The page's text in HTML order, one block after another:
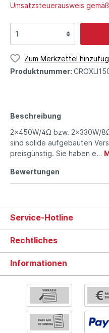
Umsatzsteuerausweis
Zum Merkzettel
Produktnummer:
Beschreibung
2x450W/4Ω bzw. 2x330W/
sind solide aufgebauten
preisgünstig. Sie haben e…
Bewertungen
Service-Hotline
Rechtliches
Informationen